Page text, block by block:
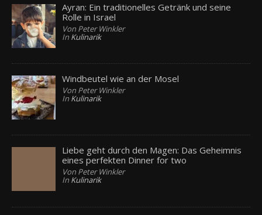
Ayran: Ein traditionelles Getränk und seine
Rolle in Israel
Von Peter Winkler
In Kulinarik
Windbeutel wie an der Mosel
Von Peter Winkler
In Kulinarik
Liebe geht durch den Magen: Das Geheimnis
eines perfekten Dinner for two
Von Peter Winkler
In Kulinarik